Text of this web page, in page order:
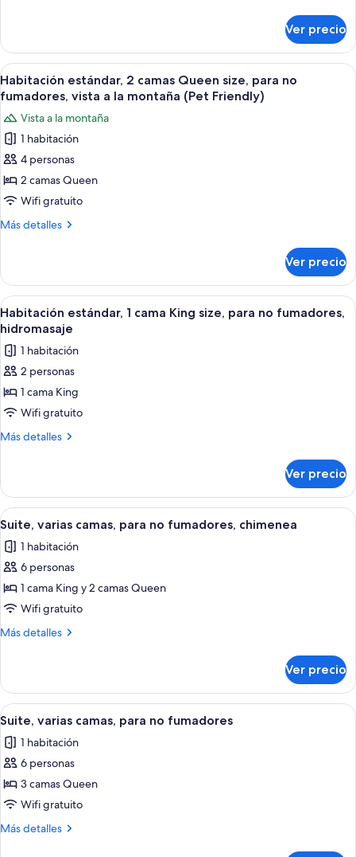
size,
para
no
fumadores
estándar,
camas
Queen
para
no
fumadores
Ver precio
Abrir
todas
fotos
de
Habitación
estándar,
2
camas
para
no
fumadores,
vista
a
la
montaña
(Pet
Friendly)
Una habitación de hotel con dos
4
Habitación estándar, 2 camas Queen size, para no
fumadores, vista a la montaña (Pet Friendly)
Vista a la montaña
1 habitación
4 personas
2 camas Queen
Wifi gratuito
Más detalles
Más
estándar,
camas
Queen
para
no
fumadores,
vista
a
montaña
Ver precio
Abrir
todas
las
fotos
de
Habitación
estándar,
1
size,
para
no
fumadores,
hidromasaje
Habitación de hotel con cama, dos
7
Habitación estándar, 1 cama King size, para no fumadores,
hidromasaje
1 habitación
2 personas
1 cama King
Wifi gratuito
Más detalles
Más
estándar,
cama
size,
para
fumadores,
hidromasaje
Ver precio
Abrir
todas
las
fotos
de
Suite,
varias
no
fumadores,
chimenea
Habitación de hotel con dos camas,
6
Suite, varias camas, para no fumadores, chimenea
1 habitación
6 personas
1 cama King y 2 camas Queen
Wifi gratuito
Más detalles
Más
varias
camas,
para
fumadores,
chimenea
Ver precio
Abrir
todas
las
fotos
de
Suite,
varias
Una cama bien hecha con sábanas
5
Suite, varias camas, para no fumadores
1 habitación
6 personas
3 camas Queen
Wifi gratuito
Más detalles
Más